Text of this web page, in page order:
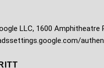
LLC, 1600 Amphitheatre